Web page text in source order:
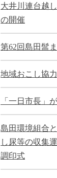
大井川連台越
の開催
第62回島田髷
地域おこし協
「一日市長」
島田環境組合
し尿等の収集
調印式